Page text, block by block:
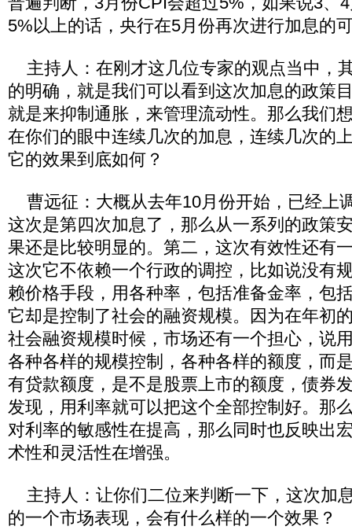
5%以上的话，央行在5月份再次进行加息的
主持人：在刚才这几位专家的观点当中，
的明确，就是我们可以看到这次加息的政策
就是来抑制通胀，来管理流动性。那么我们
在你们的眼中连续几次的加息，连续几次的
它的效果到底如何？
曹远征：大概从去年10月份开始，已经上
这次是第四次加息了，那么从一系列的政策
果还是比较明显的。第二，这次有效性还有
这次它不依赖一个行政的调控，比如说没有
赖价格手段，用各种率，包括准备金率，包
它却是控制了社会的融资规模。因为在年初
社会融资规模时候，市场还有一个担心，说
各种各样的规模控制，各种各样的额度，而
有贷款额度，是不是股票上市的额度，债券
发现，用利率就可以把这个全部控制好。那
对利率的敏感性在提高，那么同时也反映出
术性和灵活性在增强。
主持人：让你们二位来判断一下，这次加
的一个市场表现，会有什么样的一个效果？